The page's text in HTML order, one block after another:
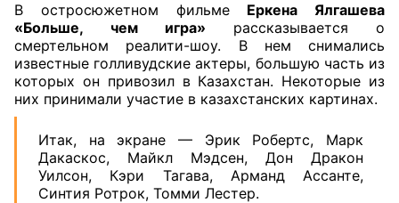
В остросюжетном фильме Еркена Ялгашева
«Больше, чем игра» рассказывается о
смертельном реалити-шоу. В нем снимались
известные голливудские актеры, большую часть из
которых он привозил в Казахстан. Некоторые из
них принимали участие в казахстанских картинах.
Итак, на экране — Эрик Робертс, Марк
Дакаскос, Майкл Мэдсен, Дон Дракон
Уилсон, Кэри Тагава, Арманд Ассанте,
Синтия Ротрок, Томми Лестер.